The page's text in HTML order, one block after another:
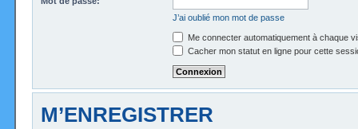
J’ai oublié mon mot de passe
Me connecter automatiquement à chaque
Cacher mon statut en ligne pour cette
M’ENREGISTRER